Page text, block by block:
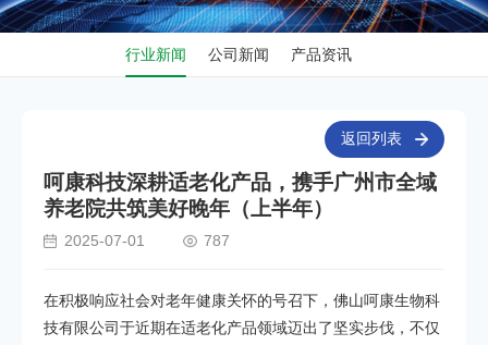
行业新闻 公司新闻 产品资讯
返回列表
呵康科技深耕适老化产品，携手广州市全域
养老院共筑美好晚年（上半年）
2025-07-01 787
在积极响应社会对老年健康关怀的号召下，佛山呵康生物科
技有限公司于近期在适老化产品领域迈出了坚实步伐，不仅